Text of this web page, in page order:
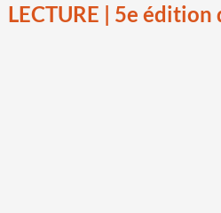
LECTURE | 5e